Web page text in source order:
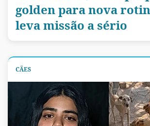
golden para nova
leva missão a sério
CÃES